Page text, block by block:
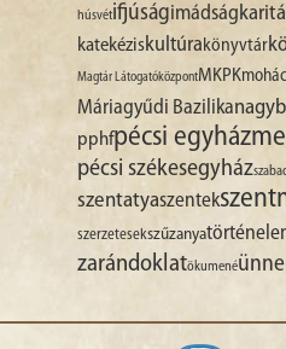
húsvétifjúságimádság
katekéziskultúra könyvtár
Magtár LátogatóközpontMKPK
Máriagyűdi Bazilika
pphfpécsi
pécsi székesegyház
szentatyaszentek
szerzetesekszűzanya
zarándoklatökumené